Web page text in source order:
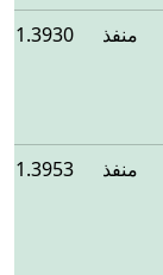
منفذ 1.3930
منفذ 1.3953